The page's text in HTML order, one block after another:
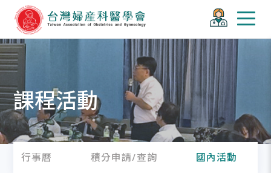
課程活動
行事曆 積分申請/查詢 國內活動